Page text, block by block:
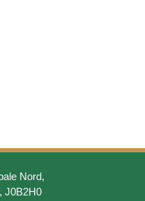
Nord,
J0B2H0